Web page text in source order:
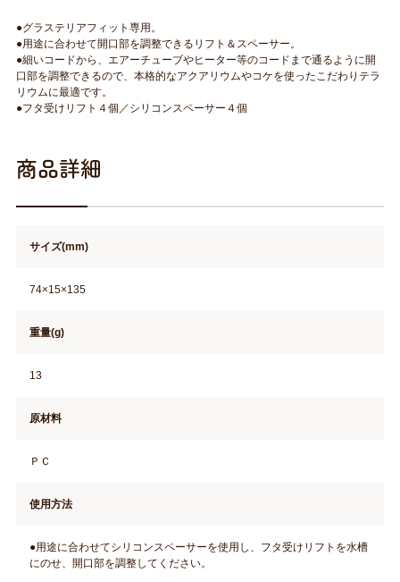
●グラステリアフィット専用。
●用途に合わせて開口部を調整できるリフト＆スペーサー。
●細いコードから、エアーチューブやヒーター等のコードまで通るように開
口部を調整できるので、本格的なアクアリウムやコケを使ったこだわりテラ
リウムに最適です。
●フタ受けリフト４個／シリコンスペーサー４個
商品詳細
サイズ(mm)
74×15×135
重量(g)
13
原材料
ＰＣ
使用方法
●用途に合わせてシリコンスペーサーを使用し、フタ受けリフトを水槽
にのせ、開口部を調整してください。